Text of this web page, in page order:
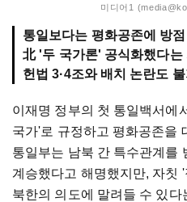
미디어1
통일보다는 평화공존에 방점
北 '두 국가론' 공식화했다는
헌법 3·4조와 배치 논란도 불
이재명 정부의 첫 통일백서에
국가'로 규정하고 평화공존을
통일부는 남북 간 특수관계를
계승했다고 해명했지만, 자칫
북한의 의도에 말려들 수 있다